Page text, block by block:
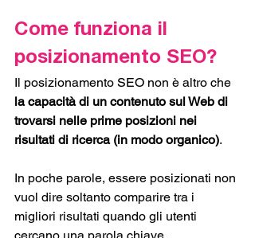
Come funziona il
posizionamento SEO?
Il posizionamento SEO non è altro che
la capacità di un contenuto sul Web di
trovarsi nelle prime posizioni nei
risultati di ricerca (in modo organico).
In poche parole, essere posizionati non
vuol dire soltanto comparire tra i
migliori risultati quando gli utenti